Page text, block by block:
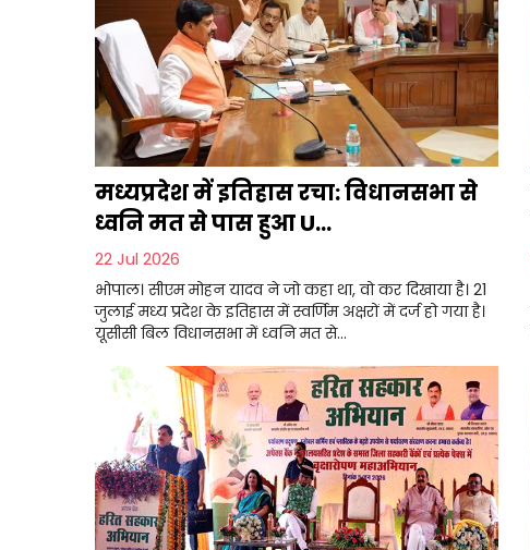
मध्यप्रदेश में इतिहास रचा: विधानसभा से
ध्वनि मत से पास हुआ U...
22 Jul 2026
भोपाल। सीएम मोहन यादव ने जो कहा था, वो कर दिखाया है। 21
जुलाई मध्य प्रदेश के इतिहास में स्वर्णिम अक्षरों में दर्ज हो गया है।
यूसीसी बिल विधानसभा में ध्वनि मत से...